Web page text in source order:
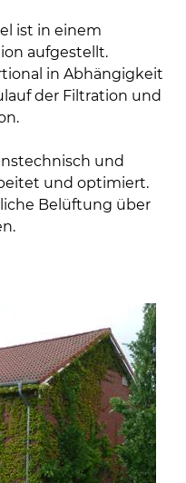
ist in einem
aufgestellt.
in Abhängigkeit
der Filtration und
und
und optimiert.
Belüftung über